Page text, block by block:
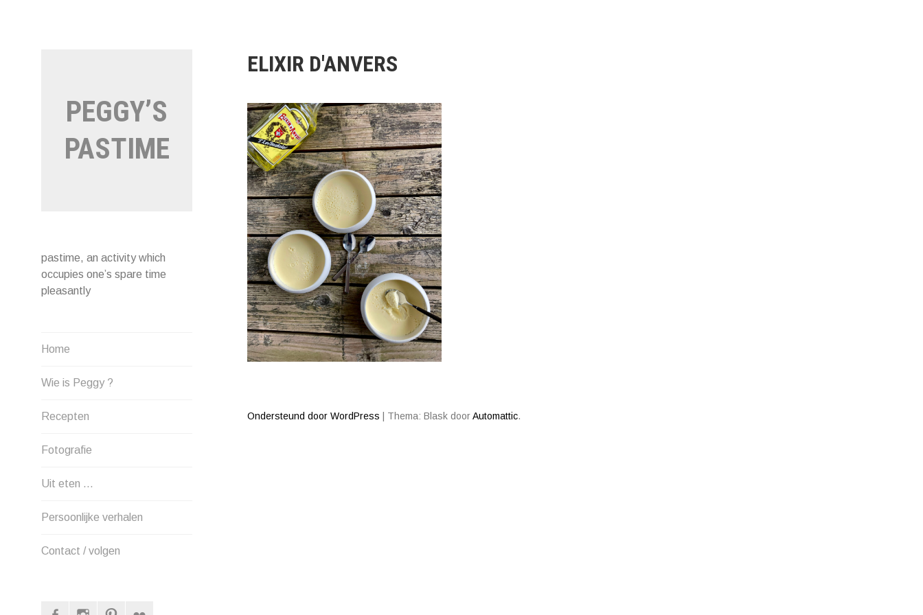
PEGGY’S
PASTIME
pastime, an activity which
occupies one’s spare time
pleasantly
Home
Wie is Peggy ?
Recepten
Fotografie
Uit eten …
Persoonlijke verhalen
Contact / volgen
FacebookInstagram
ELIXIR D'ANVERS
Ondersteund door WordPress Thema: Blask doorAutomattic.